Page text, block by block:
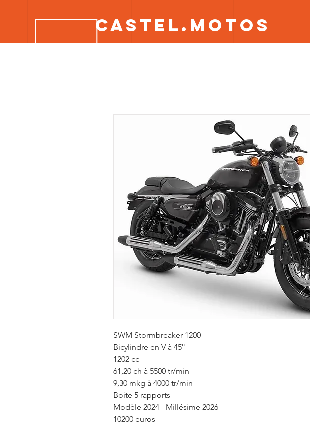
CASTEL.MOTOS
SWM Stormbreaker 1200
Bicylindre en V à 45°
1202 cc
61,20 ch à 5500 tr/min
9,30 mkg à 4000 tr/min
Boite 5 rapports
Modèle 2024 - Millésime 2026
10200 euros